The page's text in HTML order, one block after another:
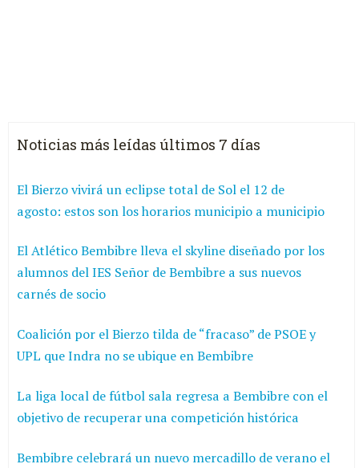
Noticias más leídas últimos 7 días
El Bierzo vivirá un eclipse total de Sol el 12 de
agosto: estos son los horarios municipio a municipio
El Atlético Bembibre lleva el skyline diseñado por los
alumnos del IES Señor de Bembibre a sus nuevos
carnés de socio
Coalición por el Bierzo tilda de “fracaso” de PSOE y
UPL que Indra no se ubique en Bembibre
La liga local de fútbol sala regresa a Bembibre con el
objetivo de recuperar una competición histórica
Bembibre celebrará un nuevo mercadillo de verano el